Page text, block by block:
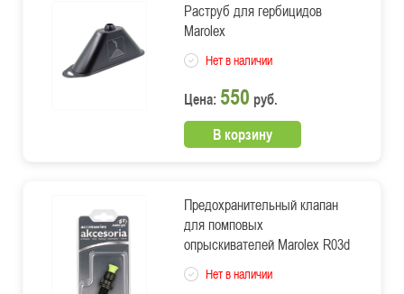
Раструб для гербицидов
Marolex
Нет в наличии
Цена: 550 руб.
В корзину
Предохранительный клапан
для помповых
опрыскивателей Marolex R03d
Нет в наличии